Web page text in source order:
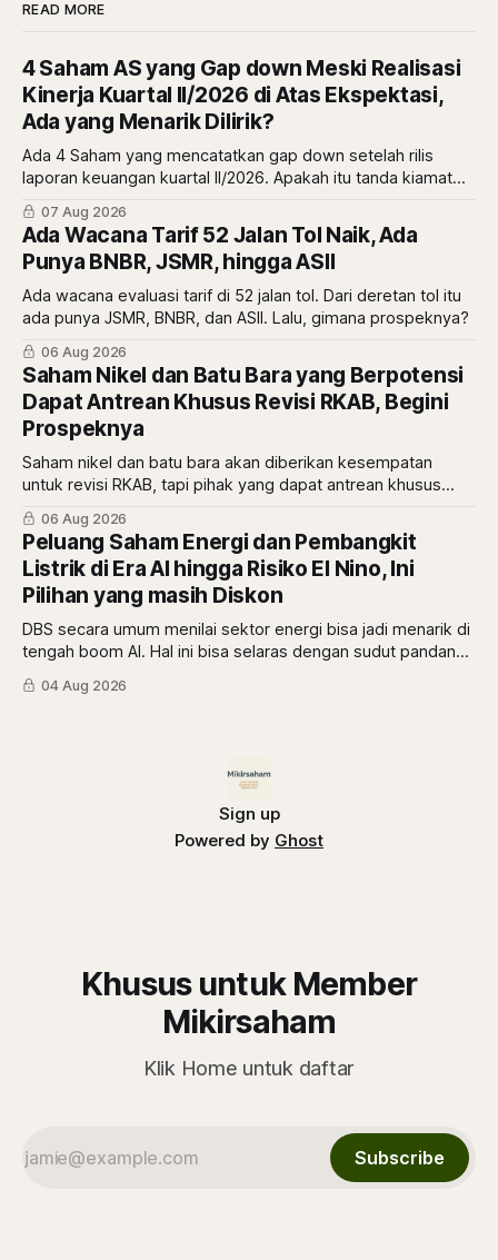
READ MORE
4 Saham AS yang Gap down Meski Realisasi
Kinerja Kuartal II/2026 di Atas Ekspektasi,
Ada yang Menarik Dilirik?
Ada 4 Saham yang mencatatkan gap down setelah rilis
laporan keuangan kuartal II/2026. Apakah itu tanda kiamat
atau malah tanda diskon? simak ulasannya di sini.
07 Aug 2026
Ada Wacana Tarif 52 Jalan Tol Naik, Ada
Punya BNBR, JSMR, hingga ASII
Ada wacana evaluasi tarif di 52 jalan tol. Dari deretan tol itu
ada punya JSMR, BNBR, dan ASII. Lalu, gimana prospeknya?
06 Aug 2026
Saham Nikel dan Batu Bara yang Berpotensi
Dapat Antrean Khusus Revisi RKAB, Begini
Prospeknya
Saham nikel dan batu bara akan diberikan kesempatan
untuk revisi RKAB, tapi pihak yang dapat antrean khusus
adalah pemberi rasio royalti terbesar. Siapa saja mereka?
06 Aug 2026
Peluang Saham Energi dan Pembangkit
Listrik di Era AI hingga Risiko El Nino, Ini
Pilihan yang masih Diskon
DBS secara umum menilai sektor energi bisa jadi menarik di
tengah boom AI. Hal ini bisa selaras dengan sudut pandang
berbeda dari Mikirduit yang mana sektor energi bisa
menarik karena faktor El Nino. Begini analisisnya
04 Aug 2026
Sign up
Powered by Ghost
Khusus untuk Member
Mikirsaham
Klik Home untuk daftar
Subscribe